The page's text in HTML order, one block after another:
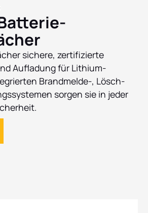
sichere, zertifizierte
Aufladung für Lithium-
Brandmelde-, Lösch-
sorgen sie in jeder